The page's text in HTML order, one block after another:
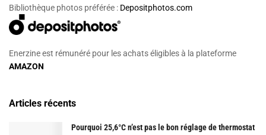
Bibliothèque photos préférée : Depositphotos.com
Enerzine est rémunéré pour les achats éligibles à la plateforme
AMAZON
Articles récents
Pourquoi 25,6°C n’est pas le bon réglage de thermostat